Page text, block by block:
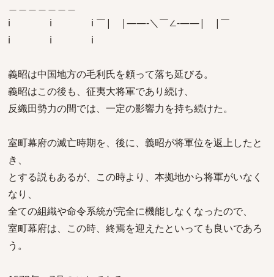
i i i ￣| |――-＼￣∠-――| |￣
i i i
義昭は中国地方の毛利氏を頼って落ち延びる。
義昭はこの後も、征夷大将軍であり続け、
反織田勢力の間では、一定の影響力を持ち続けた。
室町幕府の滅亡時期を、後に、義昭が将軍位を返上したと
き、
とする説もあるが、この時より、本拠地から将軍がいなく
なり、
全ての組織や命令系統が完全に機能しなくなったので、
室町幕府は、この時、終焉を迎えたといっても良いであろ
う。